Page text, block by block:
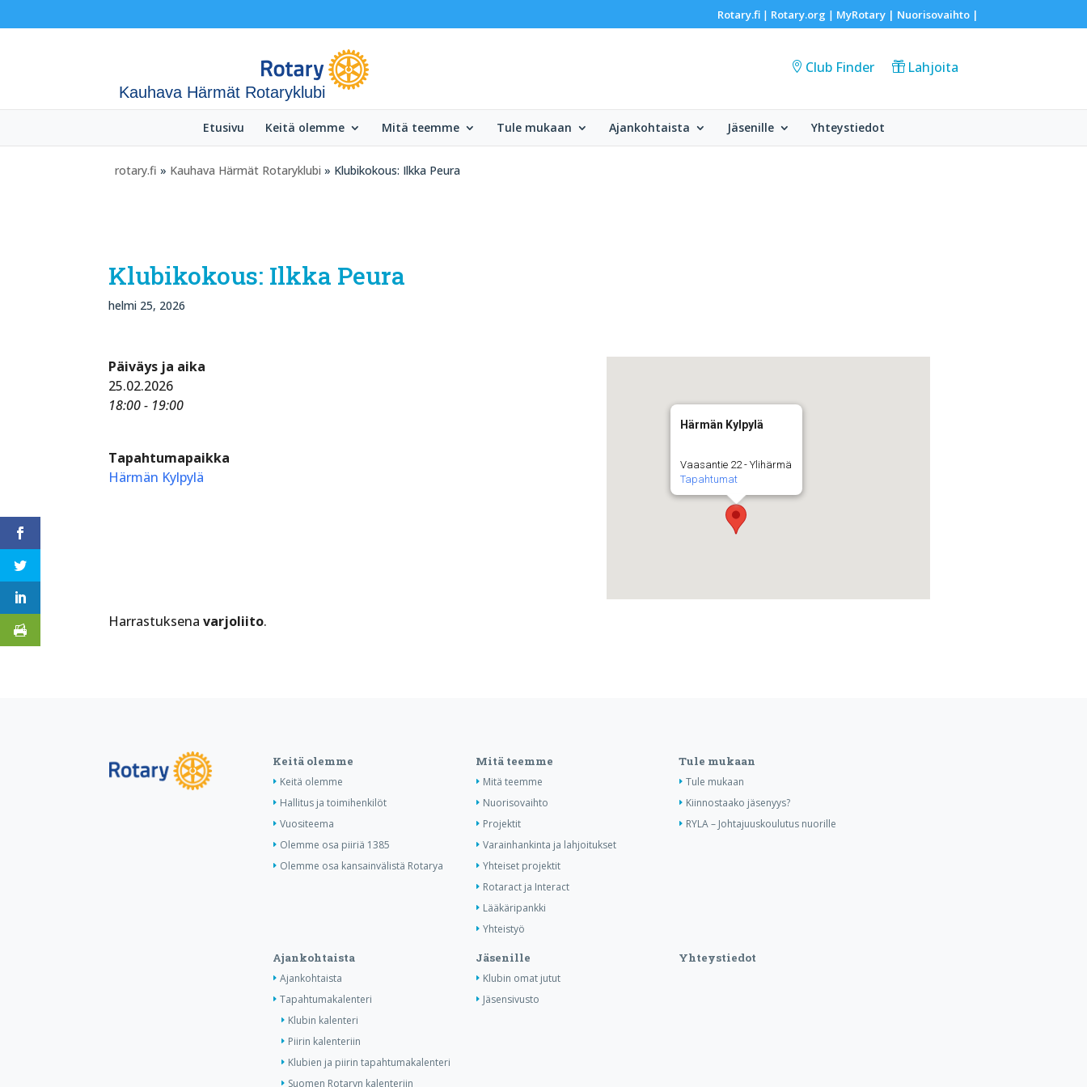
Rotary.fi| Rotary.org | MyRotary | Nuorisovaihto|
Kauhava Härmät Rotaryklubi
Club Finder Lahjoita
Etusivu Keitä olemme Mitä teemme Tule mukaan Ajankohtaista Jäsenille Yhteystiedot
rotary.fi » Kauhava Härmät Rotaryklubi » Klubikokous: Ilkka Peura
Klubikokous: Ilkka Peura
helmi 25, 2026
Härmän Kylpylä
Vaasantie 22 - Ylihärmä
Tapahtumat
Päiväys ja aika
25.02.2026
18:00 - 19:00
Tapahtumapaikka
Härmän Kylpylä
Harrastuksenavarjoliito.
Keitä olemme
Keitä olemme
Hallitus ja toimihenkilöt
Vuositeema
Olemme osa piiriä 1385
Olemme osa kansainvälistä Rotarya
Mitä teemme
Mitä teemme
Nuorisovaihto
Projektit
Varainhankinta ja lahjoitukset
Yhteiset projektit
Rotaract ja Interact
Lääkäripankki
Yhteistyö
Tule mukaan
Tule mukaan
Kiinnostaako jäsenyys?
RYLA – Johtajuuskoulutus nuorille
Ajankohtaista
Ajankohtaista
Tapahtumakalenteri
Klubin kalenteri
Piirin kalenteriin
Klubien ja piirin tapahtumakalenteri
Suomen Rotaryn kalenteriin
Jäsenille
Klubin omat jutut
Jäsensivusto
Yhteystiedot